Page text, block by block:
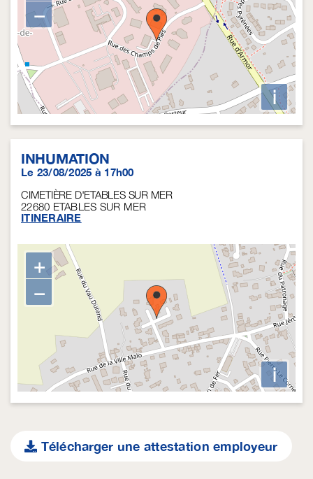
−
i
INHUMATION
Le 23/08/2025 à 17h00
CIMETIÈRE D'ETABLES SUR MER
22680 ETABLES SUR MER
ITINERAIRE
+
−
i
Télécharger une attestation employeur